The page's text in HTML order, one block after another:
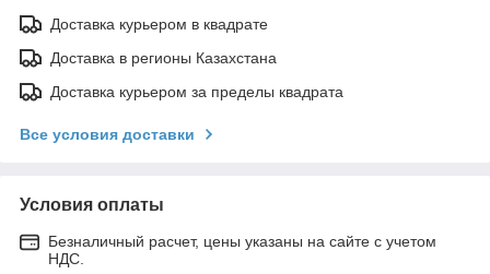
Доставка курьером в квадрате
Доставка в регионы Казахстана
Доставка курьером за пределы квадрата
Все условия доставки
Условия оплаты
Безналичный расчет, цены указаны на сайте с учетом
НДС.